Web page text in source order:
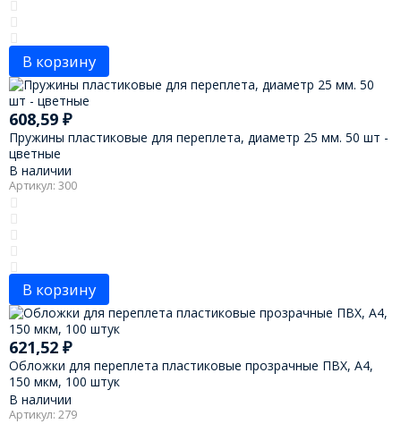
В корзину
608,59 ₽
Пружины пластиковые для переплета, диаметр 25 мм. 50 шт -
цветные
В наличии
Артикул: 300
В корзину
621,52 ₽
Обложки для переплета пластиковые прозрачные ПВХ, А4,
150 мкм, 100 штук
В наличии
Артикул: 279